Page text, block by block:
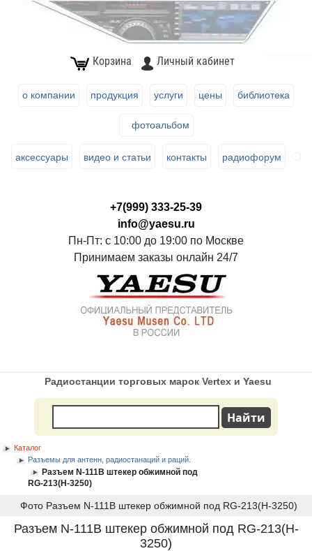
Корзина Личный кабинет
о компании продукция услуги цены библиотека
фотоальбом
аксессуары видео и статьи контакты радиофорум
+7(999) 333-25-39
info@yaesu.ru
Пн-Пт: с 10:00 до 19:00 по Москве
Принимаем заказы онлайн 24/7
Радиостанции торговых марок Vertex и Yaesu
Каталог
Разъемы для антенн, радиостанаций и раций.
Разъем N-111B штекер обжимной под
RG-213(H-3250)
Фото Разъем N-111B штекер обжимной под RG-213(H-3250)
Разъем N-111B штекер обжимной под RG-213(H-
3250)